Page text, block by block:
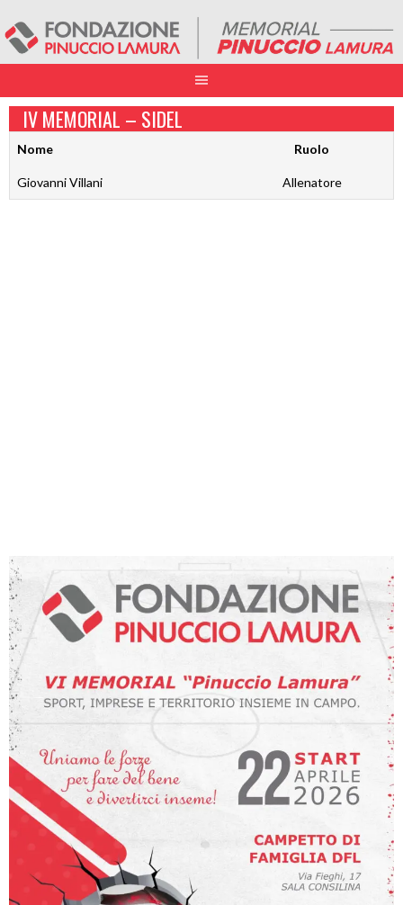
IV MEMORIAL – SIDEL
Nome Ruolo
Giovanni Villani Allenatore